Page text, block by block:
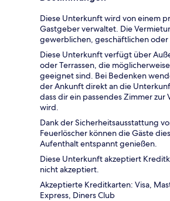
Diese Unterkunft wird von einem
Gastgeber verwaltet. Die
gewerblichen, geschäftlichen
Diese Unterkunft verfügt über
oder Terrassen, die
geeignet sind. Bei Bedenken
der Ankunft direkt an die
dass dir ein passendes Zimmer
wird.
Dank der Sicherheitsausstattung
Feuerlöscher können die Gäste
Aufenthalt entspannt genießen.
Diese Unterkunft akzeptiert
nicht akzeptiert.
Akzeptierte Kreditkarten: Visa,
Express, Diners Club